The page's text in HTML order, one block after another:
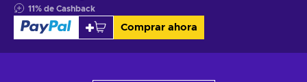
11% de Cashback
Comprar ahora